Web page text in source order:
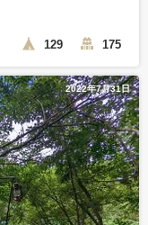
129 175
2022年7月31日